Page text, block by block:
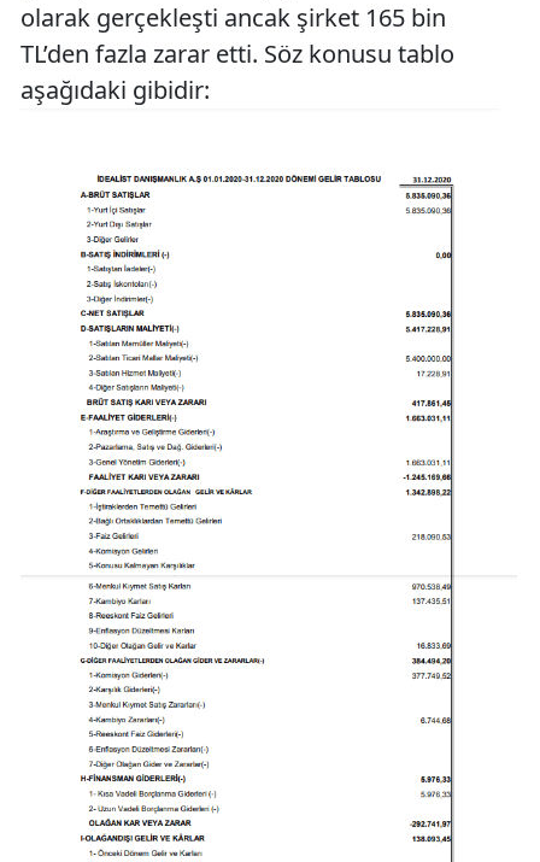
olarak gerçekleşti ancak şirket 165 bin
TL’den fazla zarar etti. Söz konusu tablo
aşağıdaki gibidir: